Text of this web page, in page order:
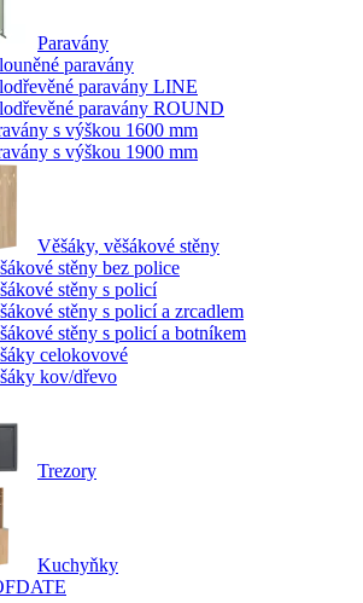
Paravány
paravány
paravány LINE
paravány ROUND
s výškou 1600 mm
s výškou 1900 mm
Věšáky, věšákové stěny
stěny bez police
stěny s policí
stěny s policí a zrcadlem
stěny s policí a botníkem
celokovové
kov/dřevo
Trezory
Kuchyňky